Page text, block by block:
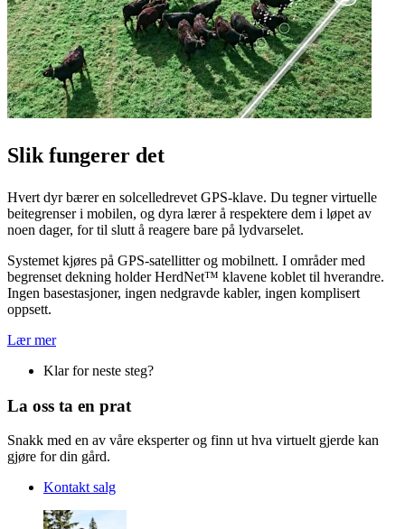
Slik fungerer det
Hvert dyr bærer en solcelledrevet GPS-klave. Du tegner virtuelle
beitegrenser i mobilen, og dyra lærer å respektere dem i løpet av
noen dager, for til slutt å reagere bare på lydvarselet.
Systemet kjøres på GPS-satellitter og mobilnett. I områder med
begrenset dekning holder HerdNet™ klavene koblet til hverandre.
Ingen basestasjoner, ingen nedgravde kabler, ingen komplisert
oppsett.
Lær mer
Klar for neste steg?
La oss ta en prat
Snakk med en av våre eksperter og finn ut hva virtuelt gjerde kan
gjøre for din gård.
Kontakt salg